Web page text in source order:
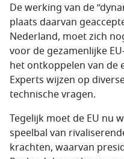
De werking van de
plaats daarvan
Nederland, moet zich
voor de gezamenlijke
het ontkoppelen van de
Experts wijzen op
technische vragen.
Tegelijk moet de EU nu
speelbal van
krachten, waarvan